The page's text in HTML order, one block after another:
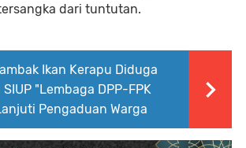
dari tuntutan.
Ikan Kerapu Diduga
"Lembaga DPP-FPK
Pengaduan Warga